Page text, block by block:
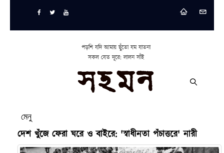
পড়শি যদি আমায় ছুঁতো যম যাতনা
সকল যেত দূরে: লালন সাঁই
মেনু
দেশ খুঁজে ফেরা ঘরে ও বাইরে: 'স্বাধীনতা পঁচাত্তরে' নারী